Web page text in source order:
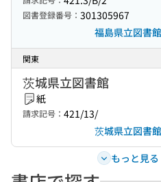
図書登録番号： 301305967
福島県立図書
関東
茨城県立図書館
紙
請求記号： 421/13/
茨城県立図書
もっと見る